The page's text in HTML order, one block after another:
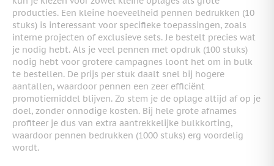
producties. Een kleine hoeveelheid pennen bedrukken (10
stuks) is interessant voor specifieke toepassingen, zoals
interne projecten of exclusieve sets. Je bestelt precies wat
je nodig hebt. Als je veel pennen met opdruk (100 stuks)
nodig hebt voor grotere campagnes loont het om in bulk
te bestellen. De prijs per stuk daalt snel bij hogere
aantallen, waardoor pennen een zeer efficiënt
promotiemiddel blijven. Zo stem je de oplage altijd af op je
doel, zonder onnodige kosten. Bij hele grote afnames
profiteer je dus van extra aantrekkelijke bulkkorting,
waardoor pennen bedrukken (1000 stuks) erg voordelig
wordt.